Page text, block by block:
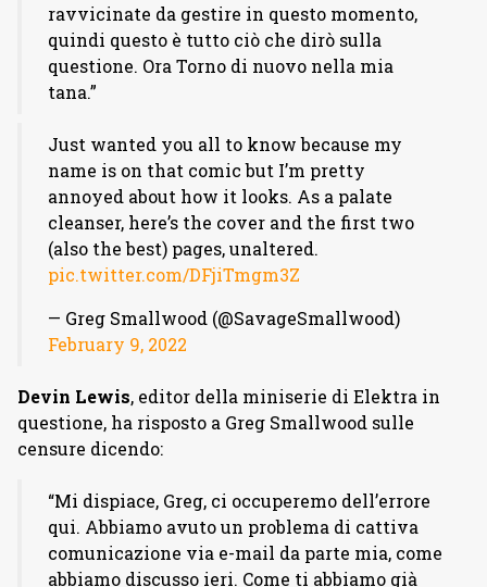
ravvicinate da gestire in questo momento,
quindi questo è tutto ciò che dirò sulla
questione. Ora Torno di nuovo nella mia
tana.”
Just wanted you all to know because my
name is on that comic but I’m pretty
annoyed about how it looks. As a palate
cleanser, here’s the cover and the first two
(also the best) pages, unaltered.
pic.twitter.com/DFjiTmgm3Z
— Greg Smallwood (@SavageSmallwood)
February 9, 2022
Devin Lewis, editor della miniserie di Elektra in
questione, ha risposto a Greg Smallwood sulle
censure dicendo:
“Mi dispiace, Greg, ci occuperemo dell’errore
qui. Abbiamo avuto un problema di cattiva
comunicazione via e-mail da parte mia, come
abbiamo discusso ieri. Come ti abbiamo già